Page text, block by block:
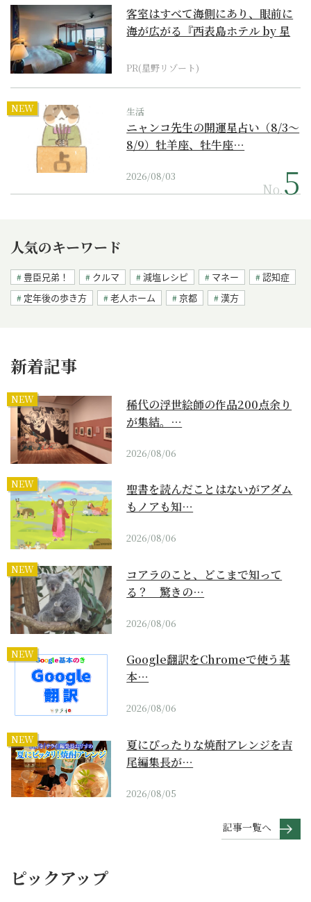
客室はすべて海側にあり、眼前に
海が広がる『西表島ホテル by 星
PR(星野リゾート)
NEW 生活
ニャンコ先生の開運星占い（8/3～
8/9）牡羊座、牡牛座…
2026/08/03
No.
人気のキーワード
豊臣兄弟！ クルマ 減塩レシピ マネー
認知症
定年後の歩き方
老人ホーム 京都 漢方
新着記事
NEW
稀代の浮世絵師の作品200点余り
が集結。…
2026/08/06
NEW
聖書を読んだことはないがアダム
もノアも知…
2026/08/06
NEW
コアラのこと、どこまで知って
る？ 驚きの…
2026/08/06
NEW
Google翻訳をChromeで使う基
本…
2026/08/06
NEW
夏にぴったりな焼酎アレンジを吉
尾編集長が…
2026/08/05
記事一覧へ
ピックアップ